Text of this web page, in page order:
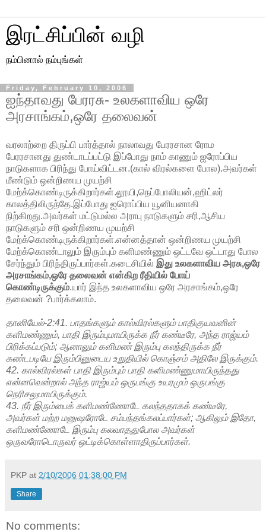
இரட்சிப்பின் வழி
நம்பினால் நம்புங்கள்
Friday, February 10, 2006
ஐந்தாவது பேரரசு- உலகளாவிய ஒரே
அரசாங்கம்,ஒரே தலைவன்
வரலாற்றை திருப்பி பார்த்தால் நாலாவது பேரரசான ரோம
பேரரசானது துண்டாடப்பட்டு இப்போது நாம் காணும் ஐரோப்பிய
நாடுகளாக பிரிந்து போய்விட்டன.(கால் விரல்களை போல).அவர்கள்
மீண்டும் ஒன்றிணய முயற்சி
மேற்க்கொண்டிருக்கிறார்கள்.லூயி,நெப்போலியன்,ஹிட்லர்
காலத்திலிருந்தே.இப்போது ஐரொப்பிய யூனியனாகி
நிற்கிறது.அவர்கள் மட்டுமல்ல அராபு நாடுகளும் சரி,ஆசிய
நாடுகளும் சரி ஒன்றிணய முயற்சி
மேற்க்கொண்டிருக்கிறார்கள்.என்னத்தான் ஒன்றிணய முயற்சி
மேற்க்கொண்டாலும் இரும்பும் களிமண்ணும் ஒட்டவே ஒட்டாது போல
சேர்ந்தும் பிரிந்திருப்பார்கள்.கடைசியில் இது உலகளாவிய அரசு,ஒரே
அரசாங்கம்,ஒரே தலைவன் என்கிற ரீதியில் போய்
கொண்டிருக்கும்.யார் இந்த உலகளாவிய ஒரே அரசாங்கம்,ஒரே
தலைவன் ?பார்க்கலாம்.
தானியேல்-2:41. பாதங்களும் கால்விரல்களும் பாதிகுயவனின்
களிமண்ணும், பாதி இரும்புமாயிருக்க நீர் கண்டீரே, அந்த ராஜ்யம்
பிரிக்கப்படும்; ஆனாலும் களிமண் இரும்பு கலந்திருக்க நீர்
கண்டபடியே இரும்பினுடைய உறுதியில் கொஞ்சம் அதிலே இருக்கும்.
42. கால்விரல்கள் பாதி இரும்பும் பாதி களிமண்ணுமாயிருந்தது
என்னவென்றால் அந்த ராஜ்யம் ஒருபங்கு உயரமும் ஒருபங்கு
நெரிசலுமாயிருக்கும்.
43. நீர் இரும்பைக் களிமண்ணோடே கலந்ததாகக் கண்டீரே,
அவர்கள் மற்ற மனுஷரோடே சம்பந்தங்கலப்பார்கள்; ஆகிலும் இதோ,
களிமண்ணோடே இரும்பு கலவாததுபோல அவர்கள்
ஒருவரோடொருவர் ஒட்டிக்கொள்ளாதிருப்பார்கள்.
PKP at 2/10/2006 01:38:00 PM
Share
No comments: